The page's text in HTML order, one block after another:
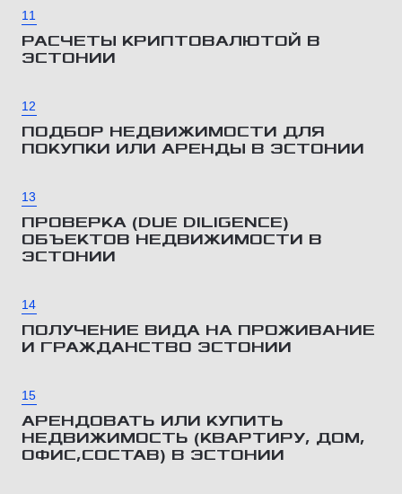
11
РАСЧЕТЫ КРИПТОВАЛЮТОЙ В
ЭСТОНИИ
12
ПОДБОР НЕДВИЖИМОСТИ ДЛЯ
ПОКУПКИ ИЛИ АРЕНДЫ В ЭСТОНИИ
13
ПРОВЕРКА (DUE DILIGENCE)
ОБЪЕКТОВ НЕДВИЖИМОСТИ В
ЭСТОНИИ
14
ПОЛУЧЕНИЕ ВИДА НА ПРОЖИВАНИЕ
И ГРАЖДАНСТВО ЭСТОНИИ
15
АРЕНДОВАТЬ ИЛИ КУПИТЬ
НЕДВИЖИМОСТЬ (КВАРТИРУ, ДОМ,
ОФИС,СОСТАВ) В ЭСТОНИИ